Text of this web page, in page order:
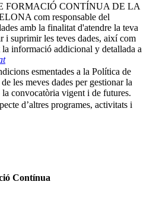
FORMACIÓ CONTÍNUA DE LA
com responsable del
amb la finalitat d'atendre la teva
i suprimir les teves dades, així com
informació addicional y detallada a
esmentades a la Política de
les meves dades per gestionar la
convocatòria vigent i de futures.
d’altres programes, activitats i
Contínua